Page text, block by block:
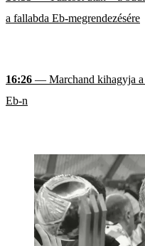
a fallabda Eb-megrendezésére
16:26 — Marchand kihagyja a
Eb-n